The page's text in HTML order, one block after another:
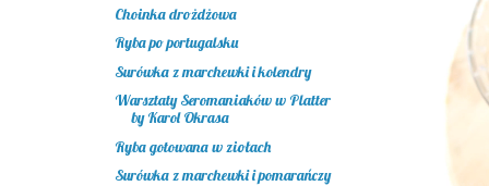
Choinka drożdżowa
Ryba po portugalsku
Surówka z marchewki i kolendry
Warsztaty Seromaniaków w Platter
by Karol Okrasa
Ryba gotowana w ziołach
Surówka z marchewki i pomarańczy